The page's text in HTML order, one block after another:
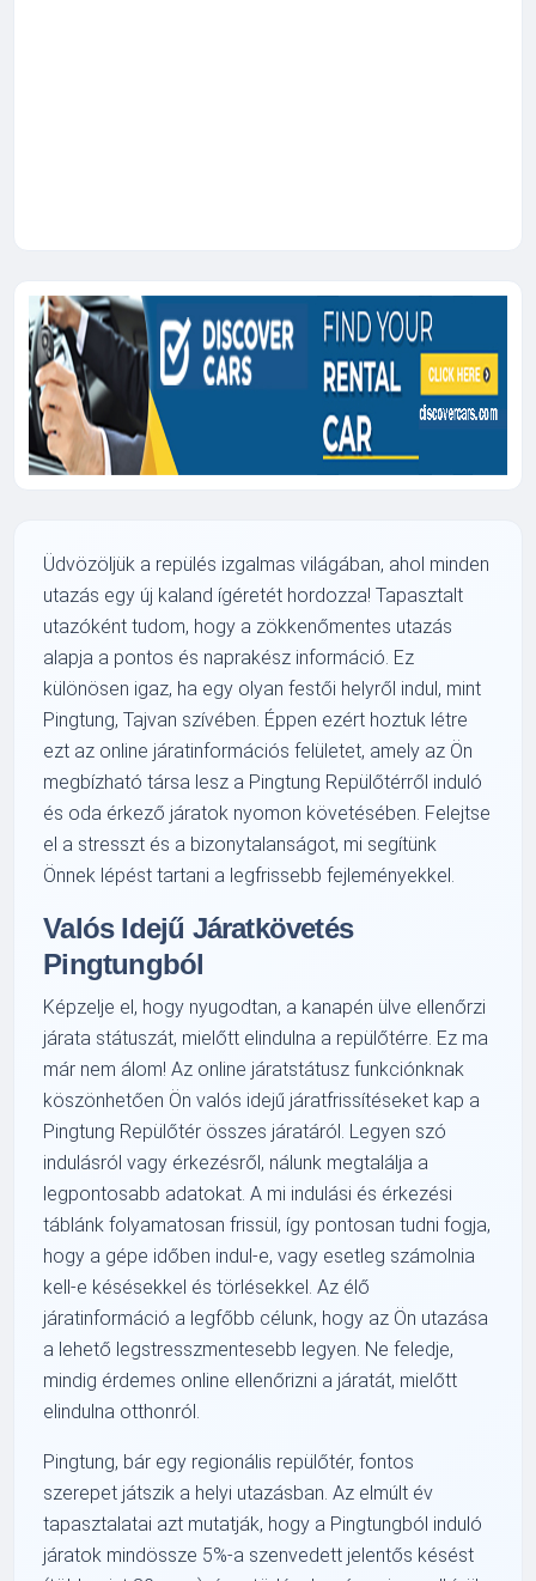
Üdvözöljük a repülés izgalmas világában, ahol minden
utazás egy új kaland ígéretét hordozza! Tapasztalt
utazóként tudom, hogy a zökkenőmentes utazás
alapja a pontos és naprakész információ. Ez
különösen igaz, ha egy olyan festői helyről indul, mint
Pingtung, Tajvan szívében. Éppen ezért hoztuk létre
ezt az online járatinformációs felületet, amely az Ön
megbízható társa lesz a Pingtung Repülőtérről induló
és oda érkező járatok nyomon követésében. Felejtse
el a stresszt és a bizonytalanságot, mi segítünk
Önnek lépést tartani a legfrissebb fejleményekkel.
Valós Idejű Járatkövetés
Pingtungból
Képzelje el, hogy nyugodtan, a kanapén ülve ellenőrzi
járata státuszát, mielőtt elindulna a repülőtérre. Ez ma
már nem álom! Az online járatstátusz funkciónknak
köszönhetően Ön valós idejű járatfrissítéseket kap a
Pingtung Repülőtér összes járatáról. Legyen szó
indulásról vagy érkezésről, nálunk megtalálja a
legpontosabb adatokat. A mi indulási és érkezési
táblánk folyamatosan frissül, így pontosan tudni fogja,
hogy a gépe időben indul-e, vagy esetleg számolnia
kell-e késésekkel és törlésekkel. Az élő
járatinformáció a legfőbb célunk, hogy az Ön utazása
a lehető legstresszmentesebb legyen. Ne feledje,
mindig érdemes online ellenőrizni a járatát, mielőtt
elindulna otthonról.
Pingtung, bár egy regionális repülőtér, fontos
szerepet játszik a helyi utazásban. Az elmúlt év
tapasztalatai azt mutatják, hogy a Pingtungból induló
járatok mindössze 5%-a szenvedett jelentős késést